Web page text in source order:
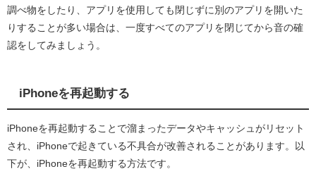
調べ物をしたり、アプリを使用しても閉じずに別のアプリを開いた
りすることが多い場合は、一度すべてのアプリを閉じてから音の確
認をしてみましょう。
iPhoneを再起動する
iPhoneを再起動することで溜まったデータやキャッシュがリセット
され、iPhoneで起きている不具合が改善されることがあります。以
下が、iPhoneを再起動する方法です。